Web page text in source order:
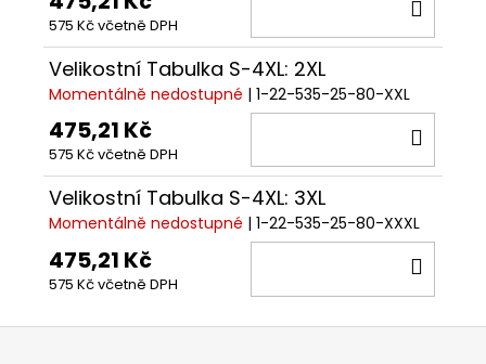
575 Kč včetně DPH
Velikostní Tabulka S-4XL: 2XL
Momentálně nedostupné | 1-22-535-25-80-XXL
475,21 Kč
575 Kč včetně DPH
Velikostní Tabulka S-4XL: 3XL
Momentálně nedostupné | 1-22-535-25-80-XXXL
475,21 Kč
575 Kč včetně DPH
Z